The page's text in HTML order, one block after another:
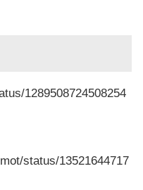
1289508724508254
status/13521644717